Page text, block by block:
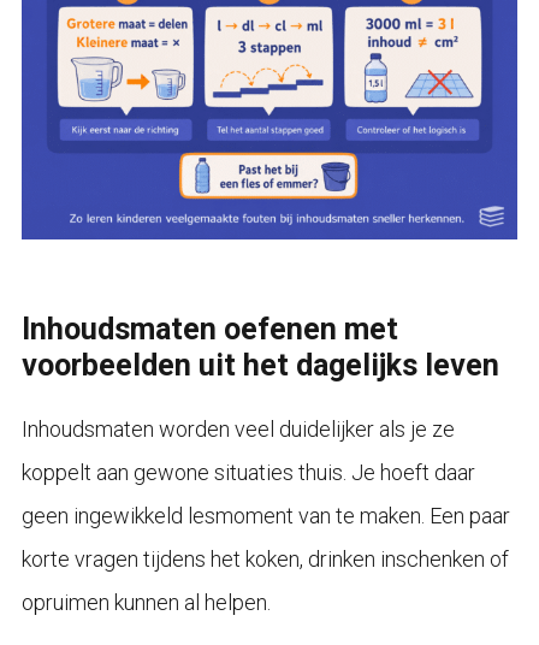
Inhoudsmaten oefenen met
voorbeelden uit het dagelijks leven
Inhoudsmaten worden veel duidelijker als je ze
koppelt aan gewone situaties thuis. Je hoeft daar
geen ingewikkeld lesmoment van te maken. Een paar
korte vragen tijdens het koken, drinken inschenken of
opruimen kunnen al helpen.